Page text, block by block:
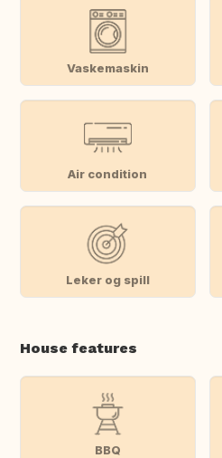
Vaskemaskin
Air condition
Leker og spill
House features
BBQ